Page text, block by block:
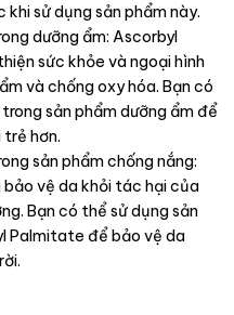
sử dụng sản phẩm này.
dưỡng ẩm: Ascorbyl
sức khỏe và ngoại hình
và chống oxy hóa. Bạn có
sản phẩm dưỡng ẩm để
hơn.
sản phẩm chống nắng:
vệ da khỏi tác hại của
Bạn có thể sử dụng sản
Palmitate để bảo vệ da